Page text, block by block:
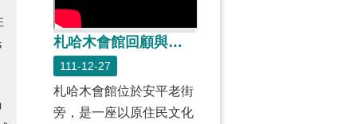
札哈木會館回顧與展望
111-12-27
札哈木會館位於安平老街
旁，是一座以原住民文化